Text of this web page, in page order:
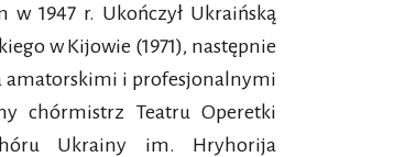
1947 r. Ukończył Ukraińską
w Kijowie (1971), następnie
amatorskimi i profesjonalnymi
chórmistrz Teatru Operetki
Ukrainy im. Hryhorija